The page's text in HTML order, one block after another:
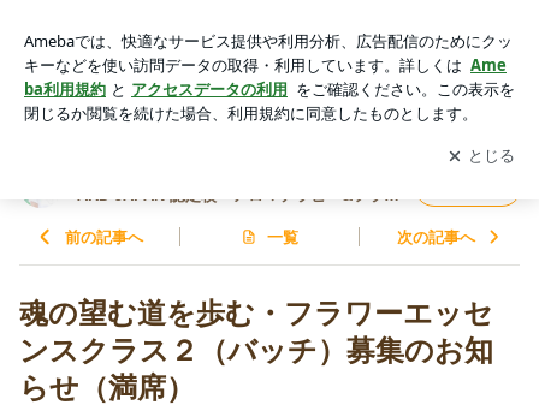
集のお知らせ（満席） | Rera・Pirka （レラピリカ）麹町・四
ツ谷/ NARD JAPAN 認定校・アロマテラピー&フラワーエッセ
ンス スクール&サロン
アプリをダウンロードして ブログの更新通知
を受け取りまし
ょう。
開く
ARD JAPAN 認定校・アロマテラピー&フラワ
前の記事へ 一覧 次の記事へ
魂の望む道を歩む・フラワーエッセ
ンスクラス２（バッチ）募集のお知
らせ（満席）